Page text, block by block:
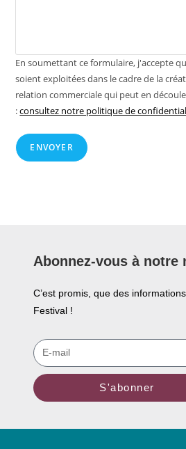
En soumettant ce formulaire, j'accepte
soient exploitées dans le cadre de la
relation commerciale qui peut en
:consultez notre politique de
ENVOYER
Abonnez-vous à notre
C’est promis, que des
Festival !
S'abonner